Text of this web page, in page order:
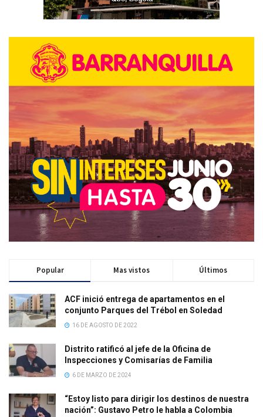
Popular Mas vistos Últimos
ACF inició entrega de apartamentos en el
conjunto Parques del Trébol en Soledad
16 DE AGOSTO DE 2022
Distrito ratificó al jefe de la Oficina de
Inspecciones y Comisarías de Familia
6 DE MARZO DE 2024
“Estoy listo para dirigir los destinos de nuestra
nación”: Gustavo Petro le habla a Colombia